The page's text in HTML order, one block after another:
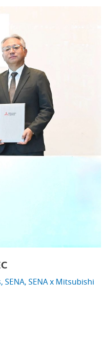
, SENA, SENA x Mitsubishi